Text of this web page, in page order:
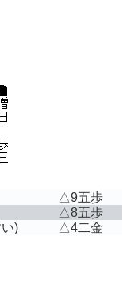
△9五歩
△8五歩
) △4二金